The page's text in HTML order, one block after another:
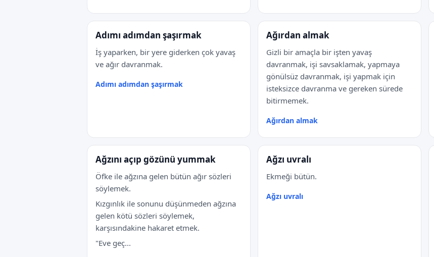
Adımı adımdan şaşırmak
İş yaparken, bir yere giderken çok yavaş
ve ağır davranmak.
Adımı adımdan şaşırmak
Ağırdan almak
Gizli bir amaçla bir işten yavaş
davranmak, işi savsaklamak, yapmaya
gönülsüz davranmak, işi yapmak için
isteksizce davranma ve gereken sürede
bitirmemek.
Ağırdan almak
Ağzını açıp gözünü yummak
Öfke ile ağzına gelen bütün ağır sözleri
söylemek.
Kızgınlık ile sonunu düşünmeden ağzına
gelen kötü sözleri söylemek,
karşısındakine hakaret etmek.
"Eve geç...
Ağzı uvralı
Ekmeği bütün.
Ağzı uvralı